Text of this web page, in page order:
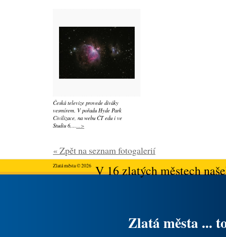
Česká televize provede diváky
vesmírem. V pořadu Hyde Park
Civilizace, na webu ČT edu i ve
Studiu 6,......>
« Zpět na seznam fotogalerií
Zlatá města © 2026V 16 zlatých městech
Zlatá města ...